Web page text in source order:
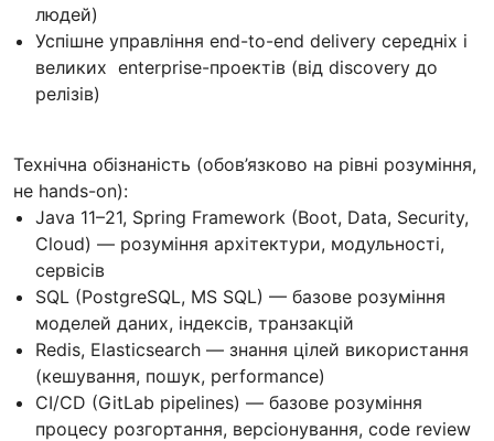
людей)
Успішне управління end-to-end delivery середніх і
великих enterprise-проектів (від discovery до
релізів)
Технічна обізнаність (обов’язково на рівні розуміння,
не hands-on):
Java 11–21, Spring Framework (Boot, Data, Security,
Cloud) — розуміння архітектури, модульності,
сервісів
SQL (PostgreSQL, MS SQL) — базове розуміння
моделей даних, індексів, транзакцій
Redis, Elasticsearch — знання цілей використання
(кешування, пошук, performance)
CI/CD (GitLab pipelines) — базове розуміння
процесу розгортання, версіонування, code review